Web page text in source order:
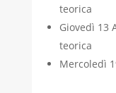
teorica
Giovedì 13
teorica
Mercoledì